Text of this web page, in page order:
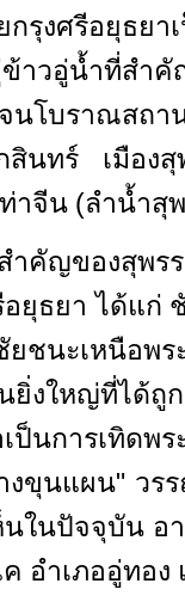
กรุงศรีอยุธย
ข้าวอู่น้ำที่ส
นโบราณสถ
สินทร์ เมือง
าจีน (ลำน้ำสุ
ำคัญของสุพร
อยุธยา ได้แก่
ยชนะเหนือพ
ยิ่งใหญ่ที่ได้ถู
ป็นการเทิดพ
ขุนแผน" วรร
นในปัจจุบัน อ
อำเภออู่ทอง